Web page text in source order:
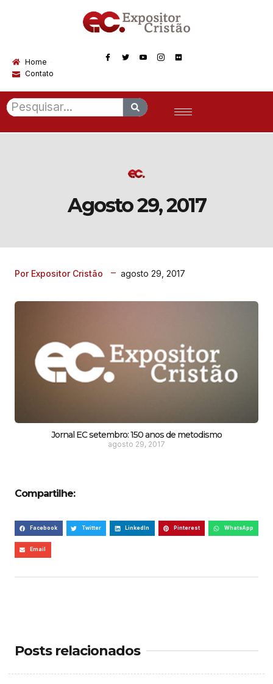
Home
Contato
Agosto 29, 2017
Por Expositor Cristão agosto 29, 2017
Jornal EC setembro: 150 anos de metodismo
agosto 29, 2017
Compartilhe:
Facebook Twitter LinkedIn Pinterest WhatsApp
Email
Posts relacionados